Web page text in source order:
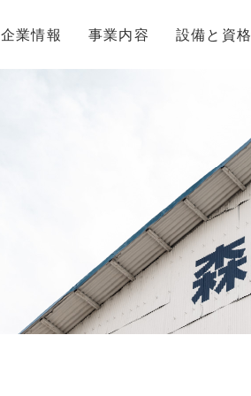
企業情報 事業内容 設備と資格